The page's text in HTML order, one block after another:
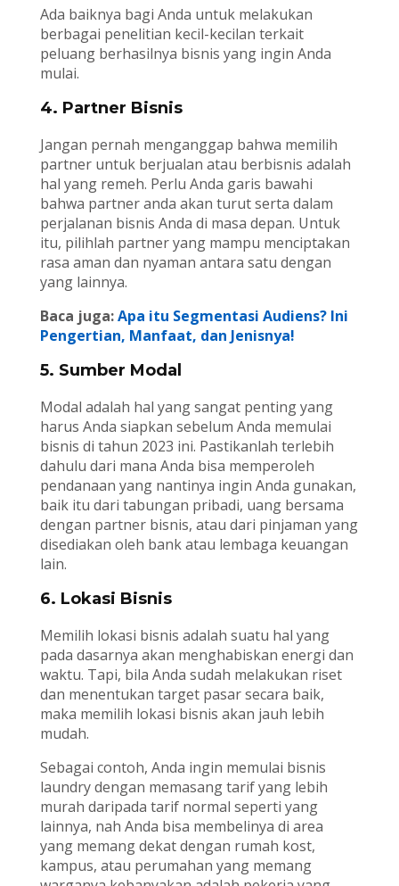
Ada baiknya bagi Anda untuk melakukan
berbagai penelitian kecil-kecilan terkait
peluang berhasilnya bisnis yang ingin Anda
mulai.
4. Partner Bisnis
Jangan pernah menganggap bahwa memilih
partner untuk berjualan atau berbisnis adalah
hal yang remeh. Perlu Anda garis bawahi
bahwa partner anda akan turut serta dalam
perjalanan bisnis Anda di masa depan. Untuk
itu, pilihlah partner yang mampu menciptakan
rasa aman dan nyaman antara satu dengan
yang lainnya.
Baca juga:Apa itu Segmentasi Audiens? Ini
Pengertian, Manfaat, dan Jenisnya!
5. Sumber Modal
Modal adalah hal yang sangat penting yang
harus Anda siapkan sebelum Anda memulai
bisnis di tahun 2023 ini. Pastikanlah terlebih
dahulu dari mana Anda bisa memperoleh
pendanaan yang nantinya ingin Anda gunakan,
baik itu dari tabungan pribadi, uang bersama
dengan partner bisnis, atau dari pinjaman yang
disediakan oleh bank atau lembaga keuangan
lain.
6. Lokasi Bisnis
Memilih lokasi bisnis adalah suatu hal yang
pada dasarnya akan menghabiskan energi dan
waktu. Tapi, bila Anda sudah melakukan riset
dan menentukan target pasar secara baik,
maka memilih lokasi bisnis akan jauh lebih
mudah.
Sebagai contoh, Anda ingin memulai bisnis
laundry dengan memasang tarif yang lebih
murah daripada tarif normal seperti yang
lainnya, nah Anda bisa membelinya di area
yang memang dekat dengan rumah kost,
kampus, atau perumahan yang memang